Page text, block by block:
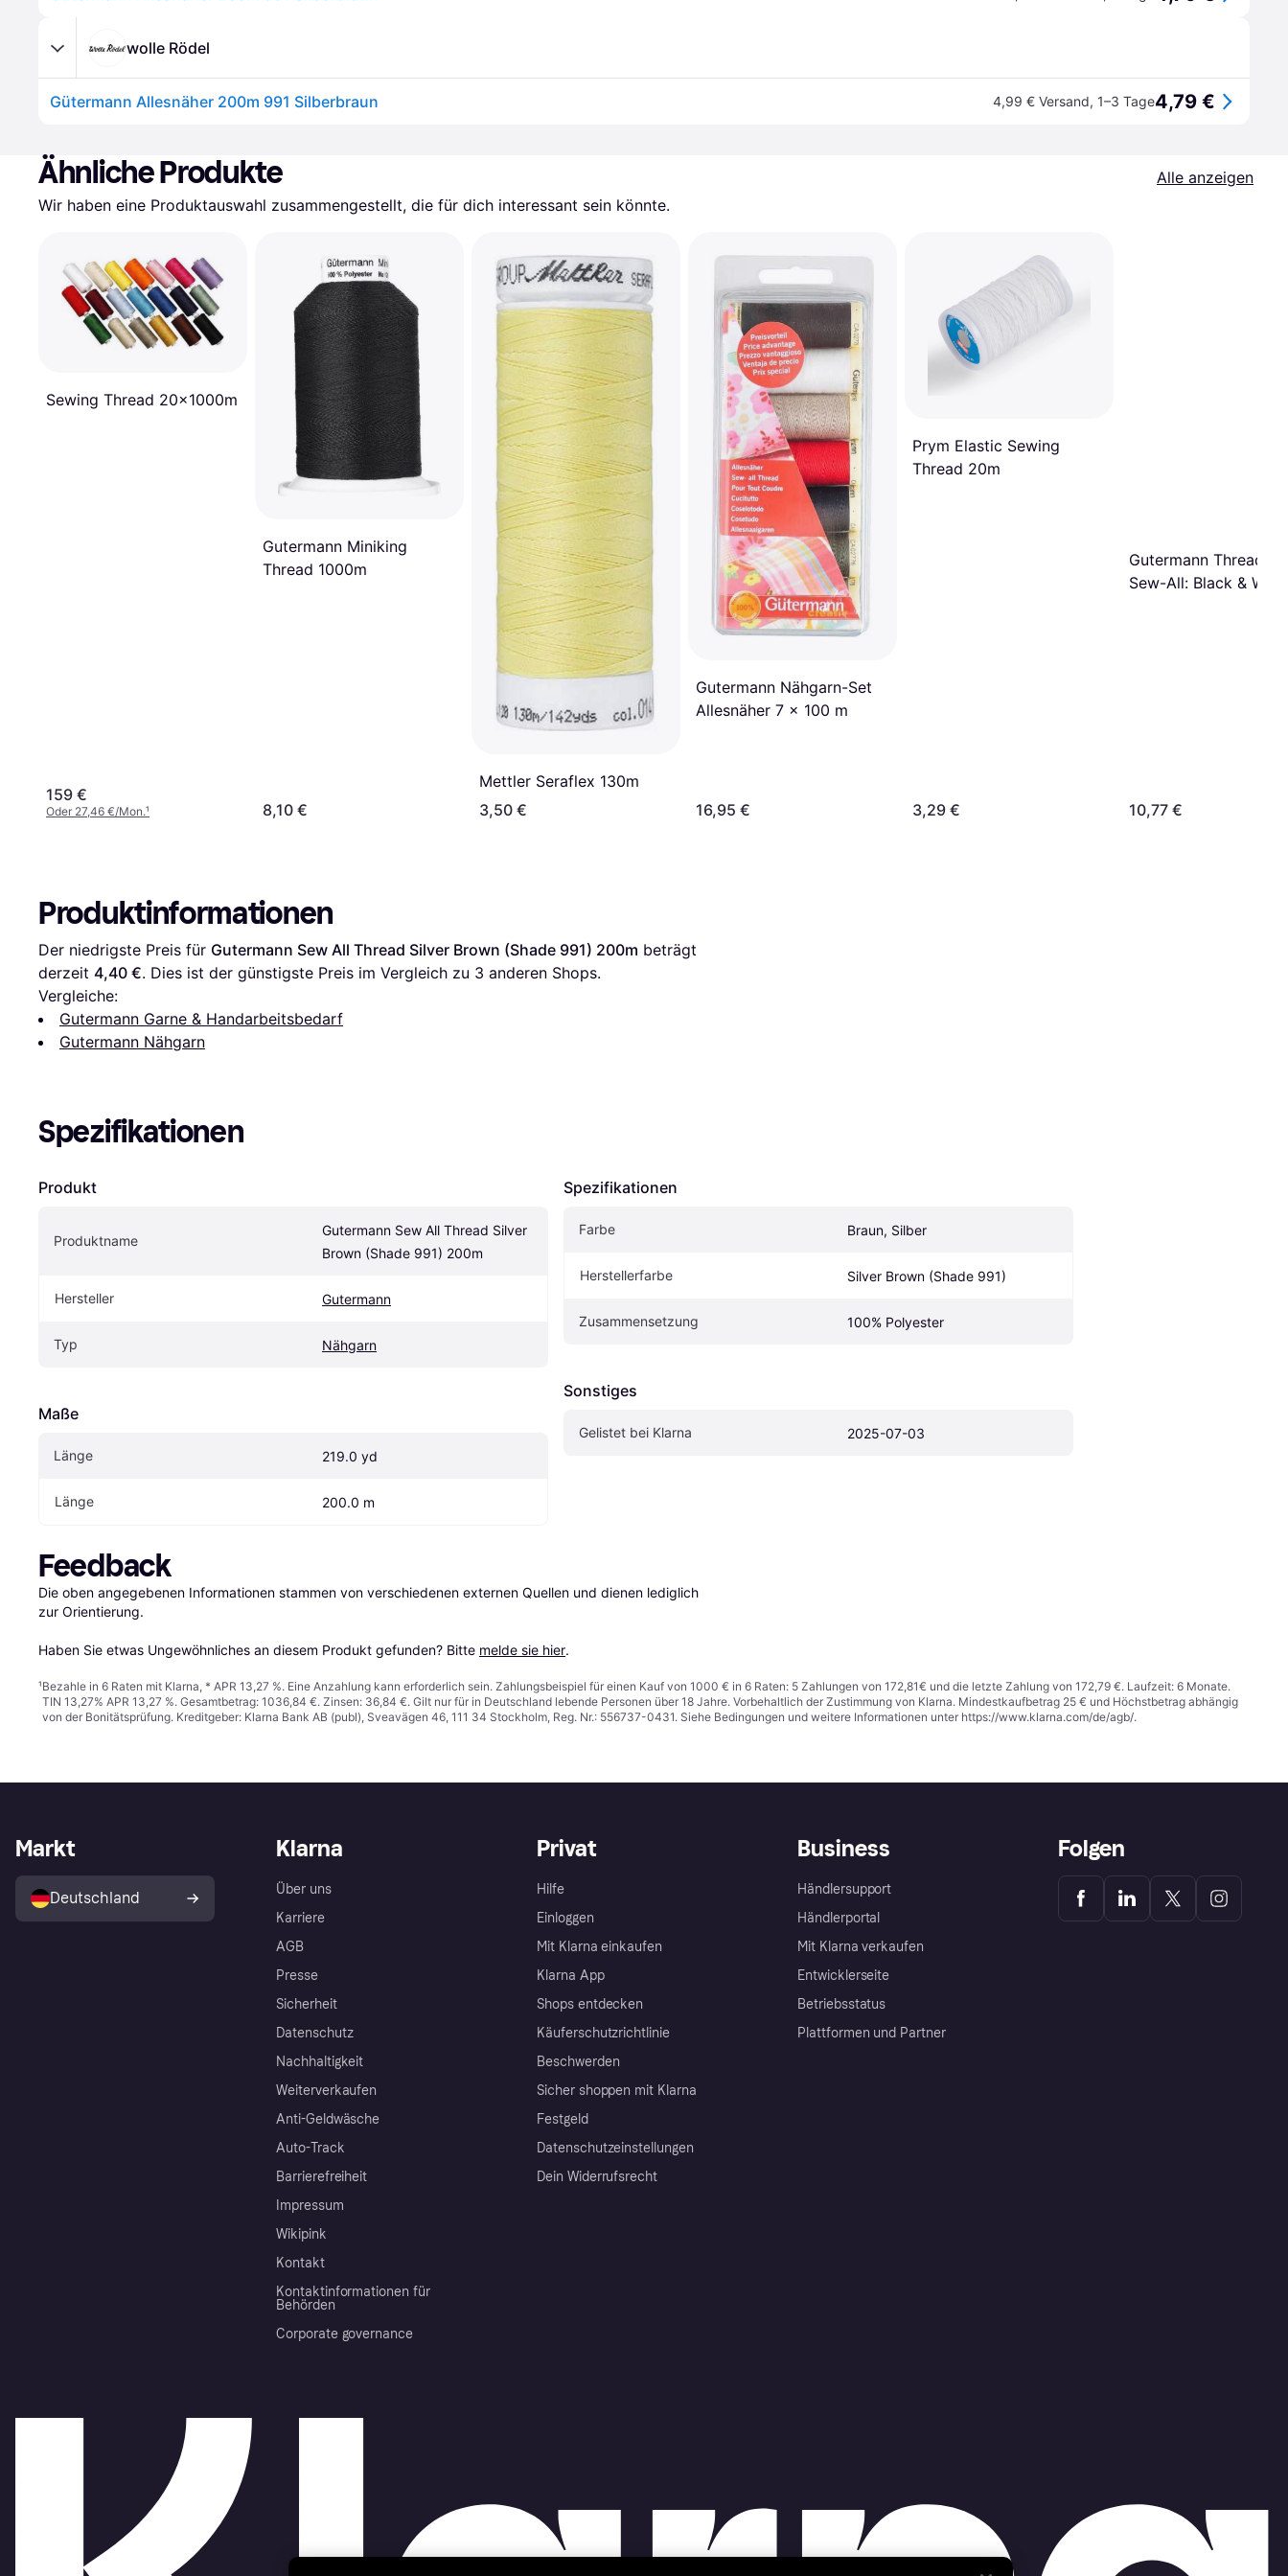
wolle Rödel
Gütermann Allesnäher 200m 991 Silberbraun 4,99 € Versand, 1–3 Tage4,79 €
Ähnliche Produkte
Alle anzeigen
Wir haben eine Produktauswahl zusammengestellt, die für dich interessant sein könnte.
Sewing Thread 20x1000m
159 €
Oder 27,46 €/Mon.¹
Gutermann Miniking
Thread 1000m
8,10 €
Mettler Seraflex 130m
3,50 €
Gutermann Nähgarn-Set
Allesnäher 7 x 100 m
16,95 €
Prym Elastic Sewing
Thread 20m
3,29 €
Gutermann Thread
Sew-All: Black &
10,77 €
Produktinformationen
Der niedrigste Preis für Gutermann Sew All Thread Silver Brown (Shade 991) 200m beträgt
derzeit 4,40 €. Dies ist der günstigste Preis im Vergleich zu 3 anderen Shops.
Vergleiche:
Gutermann Garne & Handarbeitsbedarf
Gutermann Nähgarn
Spezifikationen
Produkt
Produktname
Gutermann Sew All Thread Silver
Brown (Shade 991) 200m
Hersteller Gutermann
Typ Nähgarn
Maße
Länge 219.0 yd
Länge 200.0 m
Spezifikationen
Farbe Braun, Silber
Herstellerfarbe Silver Brown (Shade 991)
Zusammensetzung 100% Polyester
Sonstiges
Gelistet bei Klarna 2025-07-03
Feedback
Die oben angegebenen Informationen stammen von verschiedenen externen Quellen und dienen lediglich
zur Orientierung.
Haben Sie etwas Ungewöhnliches an diesem Produkt gefunden? Bitte melde sie hier.
¹Bezahle in 6 Raten mit Klarna, * APR 13,27 %. Eine Anzahlung kann erforderlich sein. Zahlungsbeispiel für einen Kauf von 1000 € in 6 Raten: 5 Zahlungen von 172,81€ und die letzte Zahlung von 172,79 €. Laufzeit: 6 Monate.
TIN 13,27% APR 13,27 %. Gesamtbetrag: 1036,84 €. Zinsen: 36,84 €. Gilt nur für in Deutschland lebende Personen über 18 Jahre. Vorbehaltlich der Zustimmung von Klarna. Mindestkaufbetrag 25 € und Höchstbetrag abhängig
von der Bonitätsprüfung. Kreditgeber: Klarna Bank AB (publ), Sveavägen 46, 111 34 Stockholm, Reg. Nr.: 556737-0431. Siehe Bedingungen und weitere Informationen unter https://www.klarna.com/de/agb/.
Klarna
Über uns
Karriere
AGB
Presse
Sicherheit
Datenschutz
Nachhaltigkeit
Weiterverkaufen
Anti-Geldwäsche
Auto-Track
Barrierefreiheit
Impressum
Wikipink
Kontakt
Kontaktinformationen für
Behörden
Corporate governance
Privat
Hilfe
Einloggen
Mit Klarna einkaufen
Klarna App
Shops entdecken
Käuferschutzrichtlinie
Beschwerden
Sicher shoppen mit Klarna
Festgeld
Datenschutzeinstellungen
Dein Widerrufsrecht
Business
Händlersupport
Händlerportal
Mit Klarna verkaufen
Entwicklerseite
Betriebsstatus
Plattformen und Partner
Markt
Deutschland
Folgen